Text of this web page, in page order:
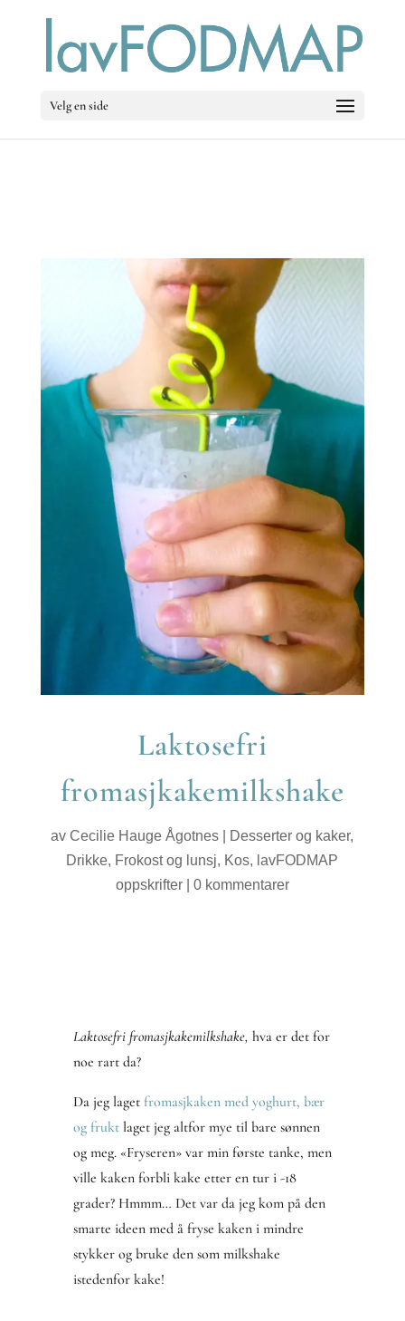
Velg en side
Laktosefri
fromasjkakemilkshake
avCecilie Hauge Ågotnes Desserter og kaker,
Drikke, Frokost og lunsj, Kos, lavFODMAP
oppskrifter| 0 kommentarer
Laktosefri fromasjkakemilkshake, hva er det for
noe rart da?
Da jeg laget fromasjkaken med yoghurt, bær
og fruktlaget jeg altfor mye til bare sønnen
og meg. «Fryseren» var min første tanke, men
ville kaken forbli kake etter en tur i -18
grader? Hmmm… Det var da jeg kom på den
smarte ideen med å fryse kaken i mindre
stykker og bruke den som milkshake
istedenfor kake!